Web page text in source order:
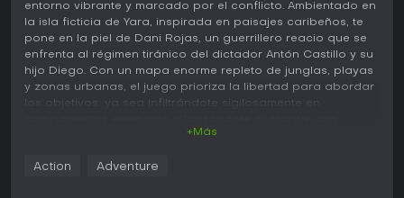
entorno vibrante y marcado por el conflicto. Ambientado en
la isla ficticia de Yara, inspirada en paisajes caribeños, te
pone en la piel de Dani Rojas, un guerrillero reacio que se
enfrenta al régimen tiránico del dictador Antón Castillo y su
hijo Diego. Con un mapa enorme repleto de junglas, playas
y zonas urbanas, el juego prioriza la libertad para abordar
los objetivos, ya sea infiltrándote sigilosamente en
Jugabilidad
+Más
Action Adventure